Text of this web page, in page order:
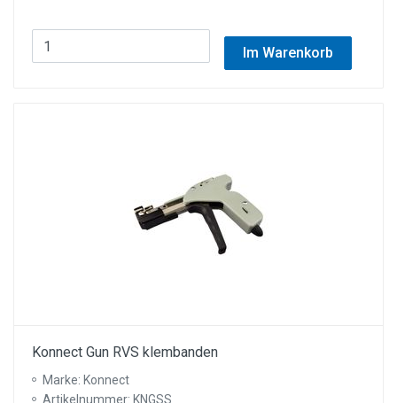
Im Warenkorb
Konnect Gun RVS klembanden
Marke: Konnect
Artikelnummer: KNGSS